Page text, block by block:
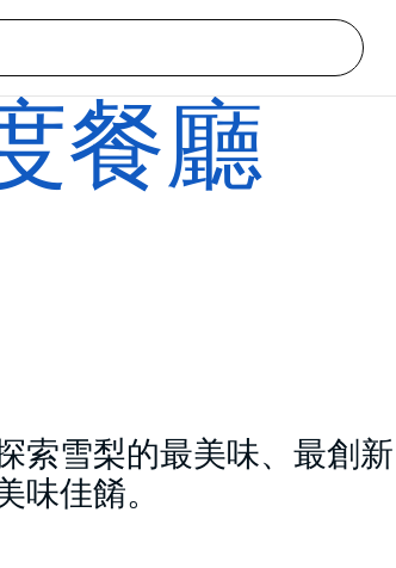
餐廳
索雪梨的最美味、最創
味佳餚。